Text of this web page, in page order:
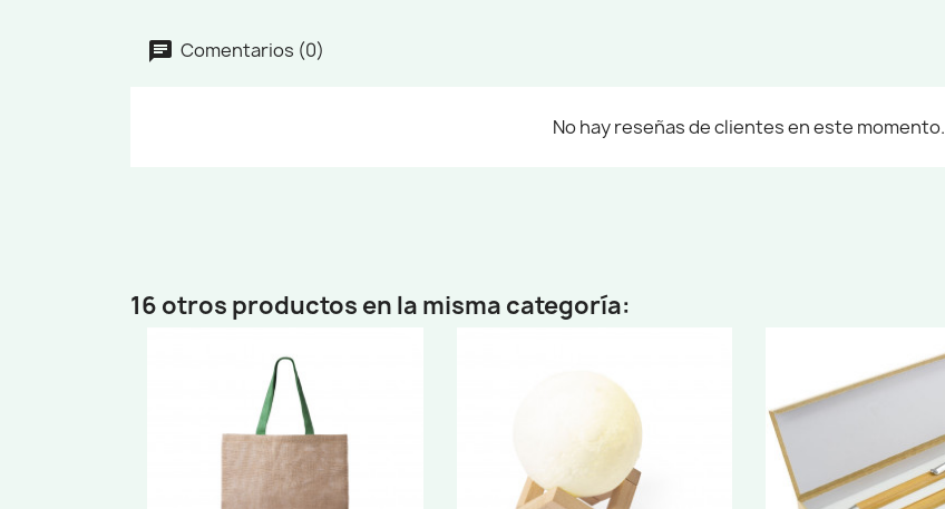
Comentarios (0)
No hay reseñas de clientes en este momento.
16 otros productos en la misma categoría: